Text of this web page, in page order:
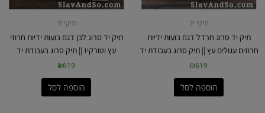
תיקי יד
תיק יד סרוג חרדל דגם בועות ידיות
חרוזים עגולים עץ || תיק סרוג בעבודת יד
₪619
הוספה לסל
תיקי יד
תיק יד סרוג לבן דגם בועות ידיות חרוזי
עץ וטורקיז || תיק סרוג בעבודת יד
₪619
הוספה לסל